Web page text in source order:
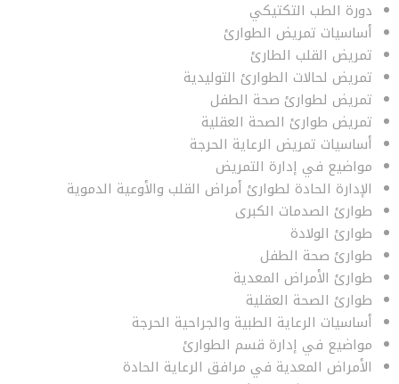
دورة الطب التكتيكي
أساسيات تمريض الطوارئ
تمريض القلب الطارئ
تمريض لحالات الطوارئ التوليدية
تمريض لطوارئ صحة الطفل
تمريض طوارئ الصحة العقلية
أساسيات تمريض الرعاية الحرجة
مواضيع في إدارة التمريض
الإدارة الحادة لطوارئ أمراض القلب والأوعية الدموية
طوارئ الصدمات الكبرى
طوارئ الولادة
طوارئ صحة الطفل
طوارئ الأمراض المعدية
طوارئ الصحة العقلية
أساسيات الرعاية الطبية والجراحية الحرجة
مواضيع في إدارة قسم الطوارئ
الأمراض المعدية في مرافق الرعاية الحادة